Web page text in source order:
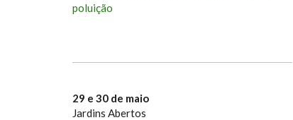
poluição
29 e 30 de maio
Jardins Abertos